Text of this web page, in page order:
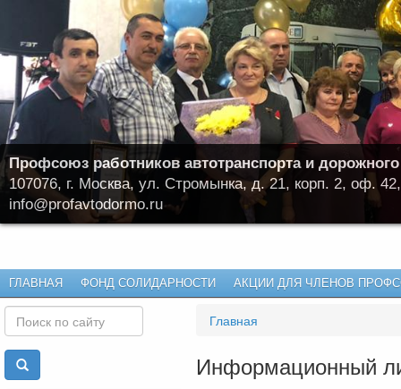
Профсоюз работников автотранспорта и
107076, г. Москва, ул. Стромынка, д. 21, корп. 2, оф.
info@profavtodormo.ru
ГЛАВНАЯ ФОНД СОЛИДАРНОСТИ АКЦИИ ДЛЯ ЧЛЕНОВ
Главная
Информационный